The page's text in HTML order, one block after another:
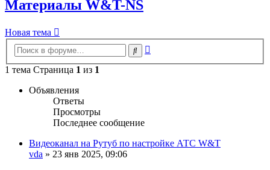
Материалы W&T-NS
Новая тема
Поиск
1 тема Страница 1 из 1
Объявления
Ответы
Просмотры
Последнее сообщение
Видеоканал на Рутуб по настройке АТС W&T
vda » 23 янв 2025, 09:06